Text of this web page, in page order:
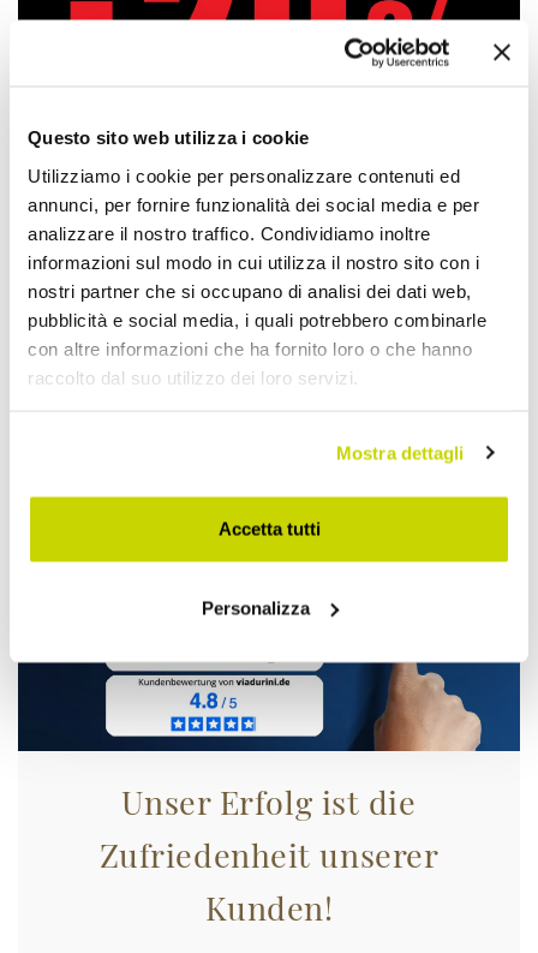
Questo sito web utilizza i cookie
Utilizziamo i cookie per personalizzare contenuti ed
annunci, per fornire funzionalità dei social media e per
analizzare il nostro traffico. Condividiamo inoltre
informazioni sul modo in cui utilizza il nostro sito con i
nostri partner che si occupano di analisi dei dati web,
pubblicità e social media, i quali potrebbero combinarle
con altre informazioni che ha fornito loro o che hanno
raccolto dal suo utilizzo dei loro servizi.
Mostra dettagli
Accetta tutti
Personalizza
Nur für kurze Zeit! Jetzt
Unser Erfolg ist die
Zufriedenheit unserer
Kunden!